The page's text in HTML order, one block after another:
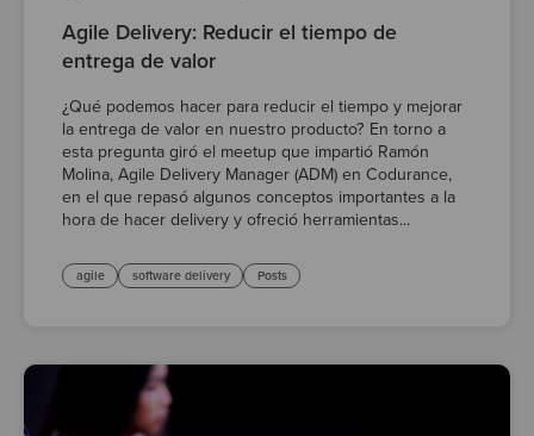
Agile Delivery: Reducir el tiempo de
entrega de valor
¿Qué podemos hacer para reducir el tiempo y mejorar
la entrega de valor en nuestro producto? En torno a
esta pregunta giró el meetup que impartió Ramón
Molina, Agile Delivery Manager (ADM) en Codurance,
en el que repasó algunos conceptos importantes a la
hora de hacer delivery y ofreció herramientas...
agile software delivery Posts